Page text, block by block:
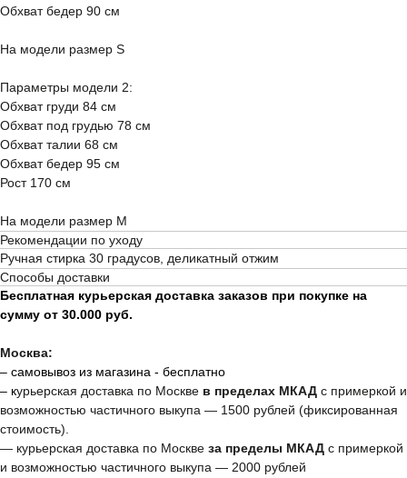
Обхват бедер 90 см
На модели размер S
Параметры модели 2:
Обхват груди 84 см
Обхват под грудью 78 см
Обхват талии 68 см
Обхват бедер 95 см
Рост 170 см
На модели размер M
Рекомендации по уходу
Ручная стирка 30 градусов, деликатный отжим
Способы доставки
Бесплатная курьерская доставка заказов при покупке на
сумму от 30.000 руб.
Москва:
– самовывоз из магазина - бесплатно
– курьерская доставка по Москве в пределах МКАД с примеркой и
возможностью частичного выкупа — 1500 рублей (фиксированная
стоимость).
— курьерская доставка по Москве за пределы МКАД с примеркой
и возможностью частичного выкупа — 2000 рублей
БЮСТГАЛЬТЕРЫ
ПОКУПАТЕЛЯМ
Пользовательское соглашение
О CLOSER COUTURE
Подарочный сертификат